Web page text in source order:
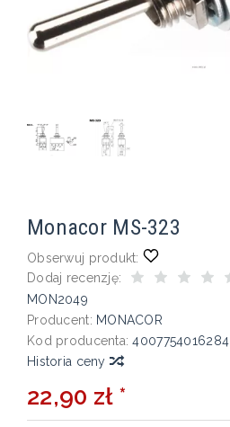
Monacor MS-323
Obserwuj produkt:
Dodaj recenzję:
MON2049
Producent: MONACOR
Kod producenta: 4007754016284
Historia ceny
22,90 zł *